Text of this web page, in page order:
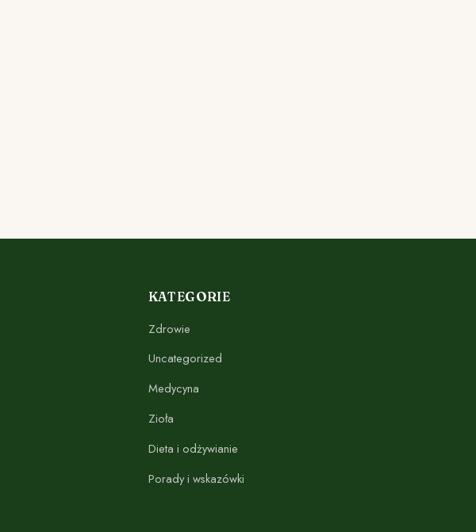
KATEGORIE
Zdrowie
Uncategorized
Medycyna
Zioła
Dieta i odżywianie
Porady i wskazówki